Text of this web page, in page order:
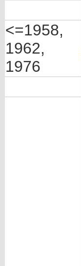
<=1958,
1962,
1976